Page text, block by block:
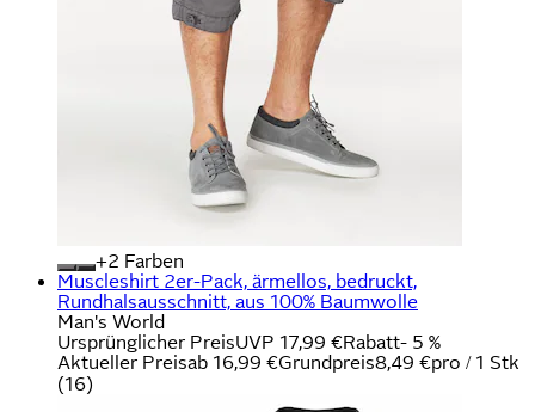
+
Farben
Muscleshirt 2er-Pack, ärmellos, bedruckt,
Rundhalsausschnitt, aus 100% Baumwolle
Man's World
Ursprünglicher PreisUVP 17,99 €Rabatt- 5 %
Aktueller Preisab 16,99 €Grundpreis8,49 €pro / 1 Stk
(16)